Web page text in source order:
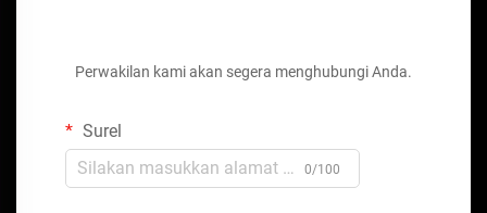
Perwakilan kami akan segera menghubungi Anda.
Surel
0/100